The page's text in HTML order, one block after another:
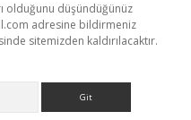
olduğunu düşündüğünüz
adresine bildirmeniz
sitemizden kaldırılacaktır.